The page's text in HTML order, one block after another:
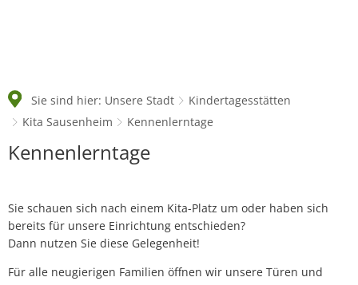
Sie sind hier: Unsere Stadt
Kindertagesstätten
Kita Sausenheim
Kennenlerntage
Kennenlerntage
Kennenlerntage
Sie schauen sich nach einem Kita-Platz um oder haben sich
bereits für unsere Einrichtung entschieden?
Dann nutzen Sie diese Gelegenheit!
Für alle neugierigen Familien öffnen wir unsere Türen und